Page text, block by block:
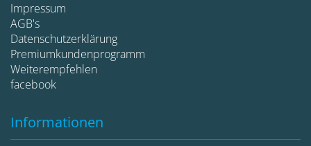
Impressum
AGB's
Datenschutzerklärung
Premiumkundenprogramm
Weiterempfehlen
facebook
Informationen